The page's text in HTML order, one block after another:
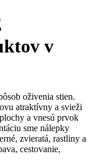
v
oživenia stien.
atraktívny a svieži
a vnesú prvok
sme nálepky
zvieratá, rastliny a
cestovanie,